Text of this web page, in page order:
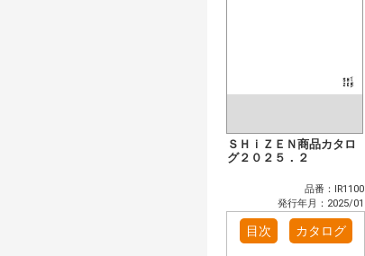
ＳＨｉＺＥＮ商品カタロ
グ２０２５．２
品番：IR1100
発行年月：2025/01
目次 カタログ